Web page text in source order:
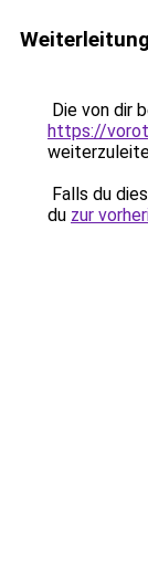
Die von dir
https://
Falls du
du zur